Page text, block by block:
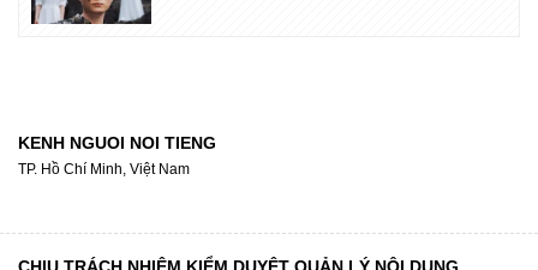
KENH NGUOI NOI TIENG
TP. Hồ Chí Minh, Việt Nam